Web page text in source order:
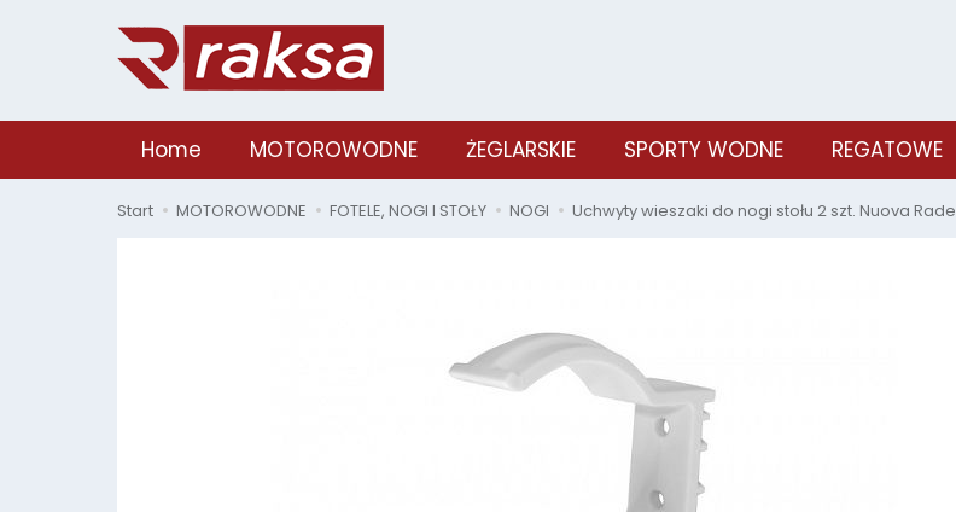
Home MOTOROWODNE ŻEGLARSKIE SPORTY WODNE REGATOWE
Start MOTOROWODNE FOTELE, NOGI I STOŁY NOGI Uchwyty wieszaki do nogi stołu 2 szt. Nuova Rade